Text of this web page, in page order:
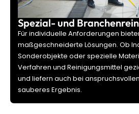
Spezial- und
Für individuelle Anforderungen
maßgeschneiderte Lösungen. Ob
Sonderobjekte oder spezielle
Verfahren und Reinigungsmittel
und liefern auch bei
sauberes Ergebnis.